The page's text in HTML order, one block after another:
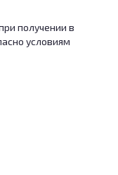
получении в
условиям